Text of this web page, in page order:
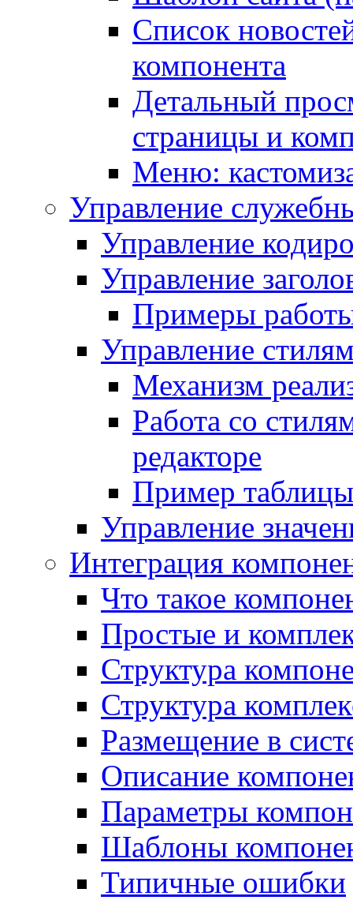
Список
компонента
Детальный
страницы и
Меню:
Управление
Управление
Управление
Примеры
Управление
Механизм
Работа со
редакторе
Пример
Управление
Интеграция
Что такое
Простые и
Структура
Структура
Размещение в
Описание
Параметры
Шаблоны
Типичные ошибки